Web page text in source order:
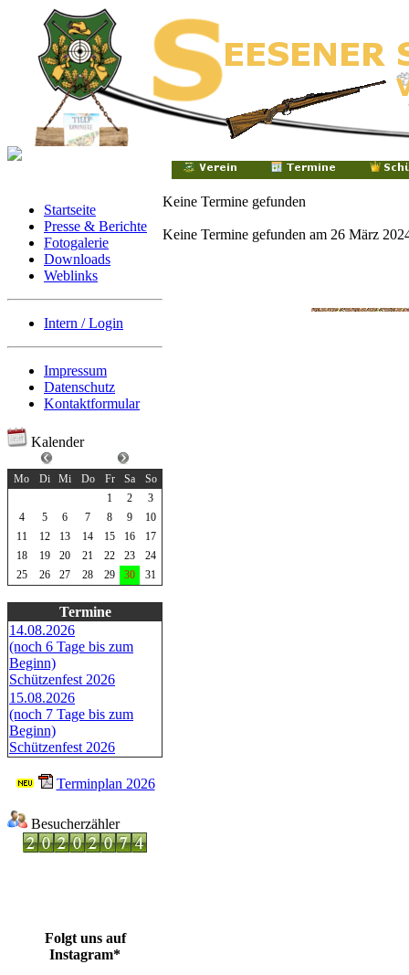
Startseite
Presse & Berichte
Fotogalerie
Downloads
Weblinks
Intern / Login
Impressum
Datenschutz
Kontaktformular
Kalender
Mo
Di Mi Do Fr Sa
So
1
2
3
4
5 6 7 8 9
10
11
12 13 14 15 16
17
18
19 20 21 22 23
24
25
26 27 28 29 30 31
Termine
14.08.2026
(noch 6 Tage bis zum
Beginn)
Schützenfest 2026
15.08.2026
(noch 7 Tage bis zum
Beginn)
Schützenfest 2026
Terminplan 2026
Besucherzähler
Folgt uns auf
Instagram*
Keine Termine gefunden
Keine Termine gefunden am 26 März